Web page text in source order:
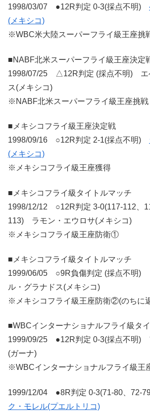
1998/03/07 ●12R判定 0-3(採点不明)
(メキシコ)
※WBC米大陸スーパーフライ級王座挑
■NABF北米スーパーフライ級王座決定
1998/07/25 △12R判定 (採点不明) エ
ス(メキシコ)
※NABF北米スーパーフライ級王座挑戦
■メキシコフライ級王座決定戦
1998/09/16 ○12R判定 2-1(採点不明)
(メキシコ)
※メキシコフライ級王座獲得
■メキシコフライ級タイトルマッチ
1998/12/12 ○12R判定 3-0(117-112、
113) ラモン・エウロサ(メキシコ)
※メキシコフライ級王座防衛①
■メキシコフライ級タイトルマッチ
1999/06/05 ○9R負傷判定 (採点不明)
ル・グラナドス(メキシコ)
※メキシコフライ級王座防衛②(のちに
■WBCインターナショナルフライ級タ
1999/09/25 ●12R判定 0-3(採点不明)
(ガーナ)
※WBCインターナショナルフライ級王
1999/12/04 ●8R判定 0-3(71-80、72-
ク・モレル(プエルトリコ)